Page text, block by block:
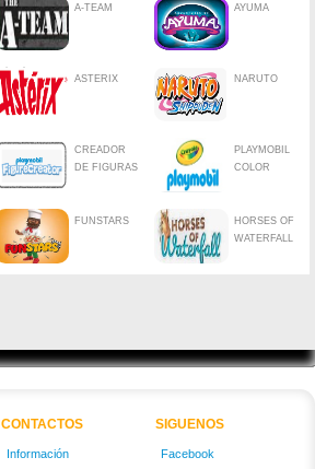
A-TEAM AYUMA
ASTERIX NARUTO
CREADOR
DE FIGURAS
PLAYMOBIL
COLOR
FUNSTARS
HORSES OF
WATERFALL
CONTACTOS
Información
SIGUENOS
Facebook